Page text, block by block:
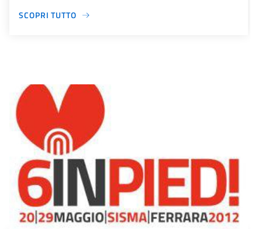
SCOPRI TUTTO